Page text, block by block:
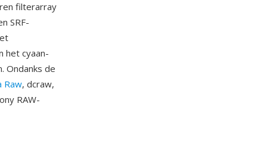
filterarray
SRF-
het cyaan-
Ondanks de
Raw, dcraw,
RAW-